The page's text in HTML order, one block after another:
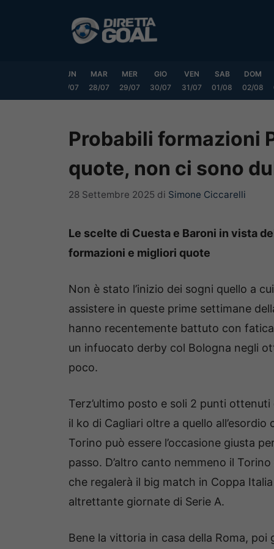
LUN
27/07
MAR
28/07
MER
29/07
GIO
30/07
VEN
31/07
SAB
01/08
DOM
02/08
Probabili formazioni
quote, non ci sono
28 Settembre 2025 di Simone Ciccarelli
Le scelte di Cuesta e Baroni in vista
formazioni e migliori quote
Non è stato l’inizio dei sogni quello a
assistere in queste prime settimane
hanno recentemente battuto con
un infuocato derby col Bologna negli
poco.
Terz’ultimo posto e soli 2 punti
il ko di Cagliari oltre a quello
Torino può essere l’occasione giusta
passo. D’altro canto nemmeno il
che regalerà il big match in Coppa
altrettante giornate di Serie A.
Bene la vittoria in casa della Roma,